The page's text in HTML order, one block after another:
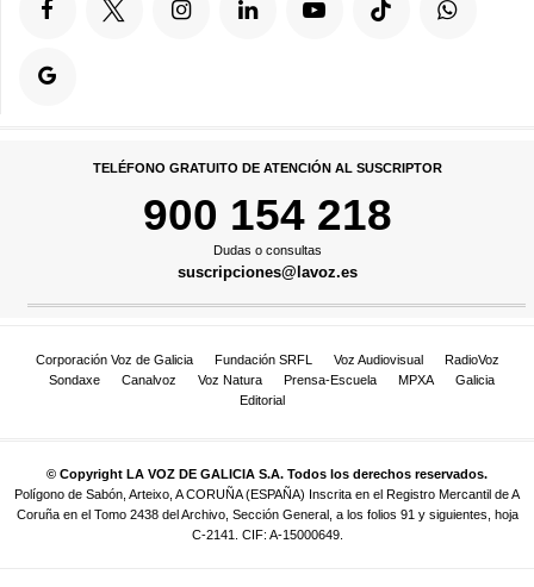
TELÉFONO GRATUITO DE ATENCIÓN AL SUSCRIPTOR
900 154 218
Dudas o consultas
suscripciones@lavoz.es
Corporación Voz de Galicia Fundación SRFL Voz Audiovisual
RadioVoz
Sondaxe
Canalvoz Voz Natura Prensa-Escuela MPXA
Galicia
Editorial
© Copyright LA VOZ DE GALICIA S.A. Todos los derechos reservados.
Polígono de Sabón, Arteixo, A CORUÑA (ESPAÑA) Inscrita en el Registro Mercantil de A
Coruña en el Tomo 2438 del Archivo, Sección General, a los folios 91 y siguientes, hoja
C-2141. CIF: A-15000649.